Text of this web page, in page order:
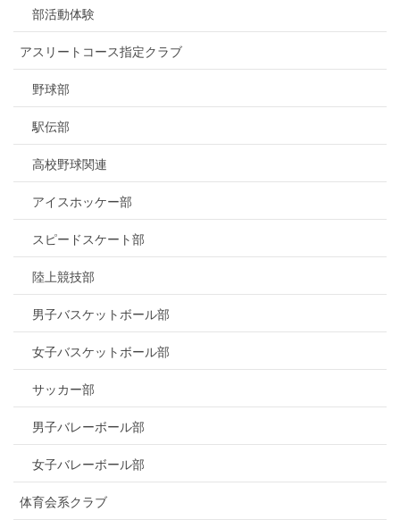
部活動体験
アスリートコース指定クラブ
野球部
駅伝部
高校野球関連
アイスホッケー部
スピードスケート部
陸上競技部
男子バスケットボール部
女子バスケットボール部
サッカー部
男子バレーボール部
女子バレーボール部
体育会系クラブ